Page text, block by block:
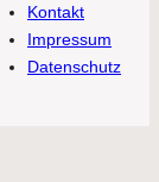
Kontakt
Impressum
Datenschutz